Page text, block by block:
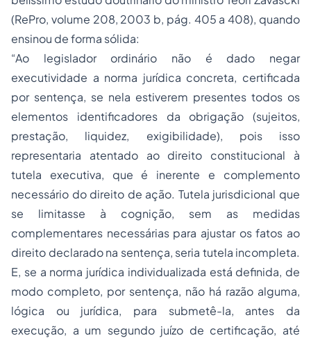
(RePro, volume 208, 2003 b, pág. 405 a 408), quando
ensinou de forma sólida:
“Ao legislador ordinário não é dado negar
executividade a norma jurídica concreta, certificada
por sentença, se nela estiverem presentes todos os
elementos identificadores da obrigação (sujeitos,
prestação, liquidez, exigibilidade), pois isso
representaria atentado ao direito constitucional à
tutela executiva, que é inerente e complemento
necessário do direito de ação. Tutela jurisdicional que
se limitasse à cognição, sem as medidas
complementares necessárias para ajustar os fatos ao
direito declarado na sentença, seria tutela incompleta.
E, se a norma jurídica individualizada está definida, de
modo completo, por sentença, não há razão alguma,
lógica ou jurídica, para submetê-la, antes da
execução, a um segundo juízo de certificação, até